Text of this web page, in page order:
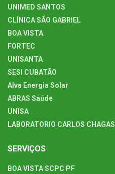
UNIMED SANTOS
CLÍNICA SÃO GABRIEL
BOA VISTA
FORTEC
UNISANTA
SESI CUBATÃO
Alva Energia Solar
ABRAS Saúde
UNISA
LABORATORIO CARLOS CHAGAS
SERVIÇOS
BOA VISTA SCPC PF